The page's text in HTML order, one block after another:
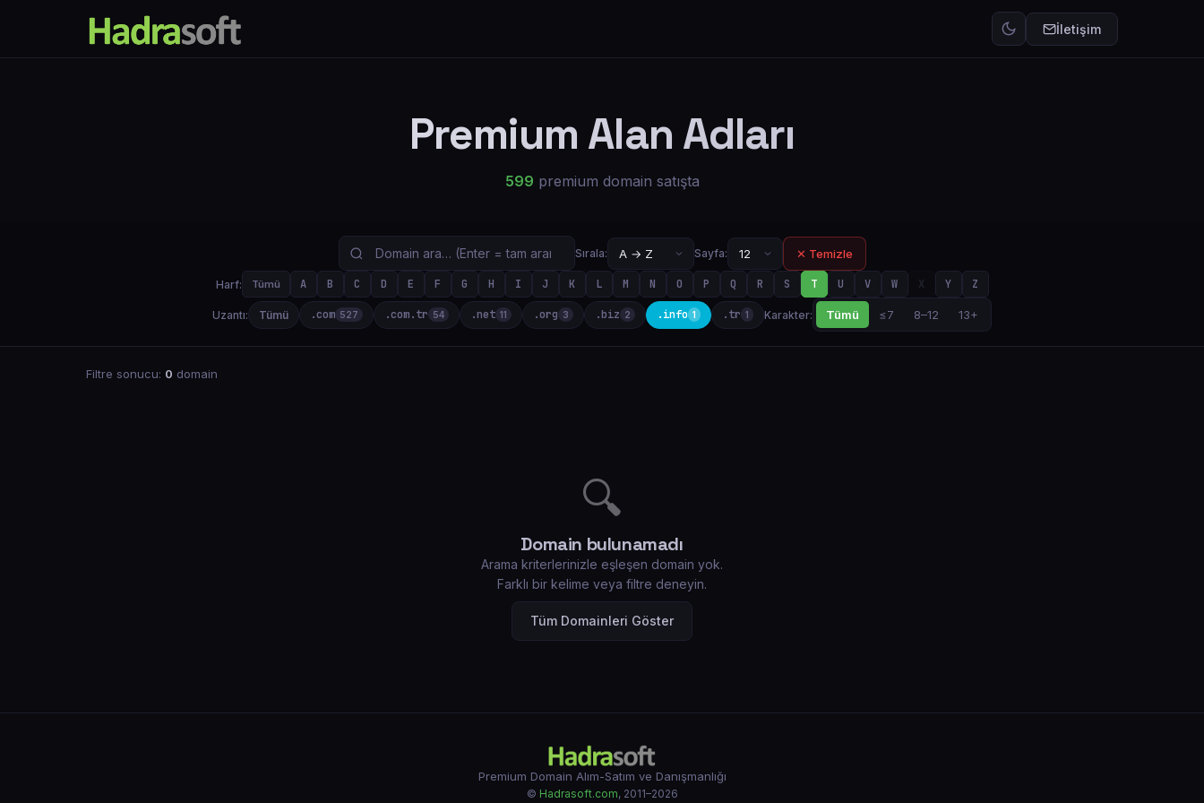
İletişim
Premium Alan Adları
599 premium domain satışta
Sırala: Sayfa: ✕ Temizle
Harf: Tümü A B C D E F G H I J K L M N O P Q R S T U V W X Y Z
Uzantı: Tümü .com 527 .com.tr 54 .net 11 .org 3 .biz 2 .info 1 .tr 1 Karakter: Tümü ≤7 8–12 13+
Filtre sonucu: 0 domain
🔍
Domain bulunamadı
Arama kriterlerinizle eşleşen domain yok.
Farklı bir kelime veya filtre deneyin.
Tüm Domainleri Göster
Premium Domain Alım-Satım ve Danışmanlığı
© Hadrasoft.com, 2011–2026